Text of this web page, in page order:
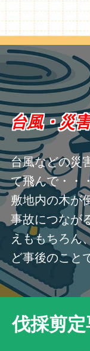
台風・災
台風などの災
て飛んで・・
敷地内の木が
事故につなが
えももちろ
ど事後のこと
伐採剪